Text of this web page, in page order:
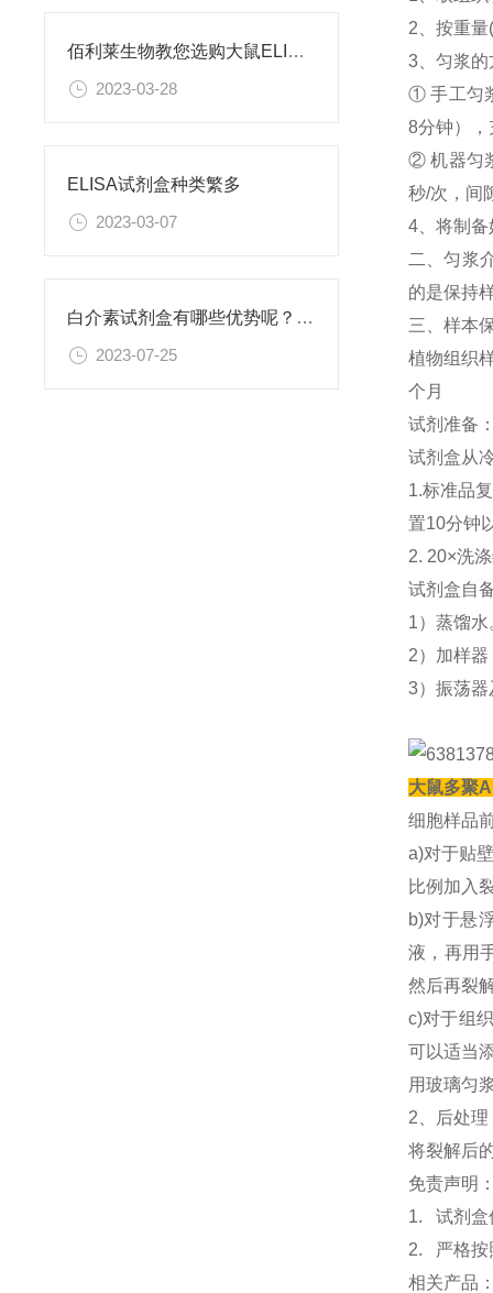
佰利莱生物教您选购大鼠ELISA试剂盒后需注意哪些
2023-03-28
ELISA试剂盒种类繁多
2023-03-07
白介素试剂盒有哪些优势呢？请看下文
2023-07-25
2、按重
3、匀浆
① 手工匀
8分钟）
② 机器匀
秒/次，间
4、将制
二、匀浆
的是保持
三、样本
植物组织
个月
试剂准备
试剂盒从
1.标准品
置10分钟
2. 20×洗
试剂盒自
1）蒸馏水
2）加样
3）振荡
大鼠多聚
细胞样品
a)对于贴
比例加入
b)对于悬
液，再用
然后再裂
c)对于组
可以适当
用玻璃匀
2、后处理
将裂解后
免责声明
1. 试剂盒
2. 严格按
相关产品